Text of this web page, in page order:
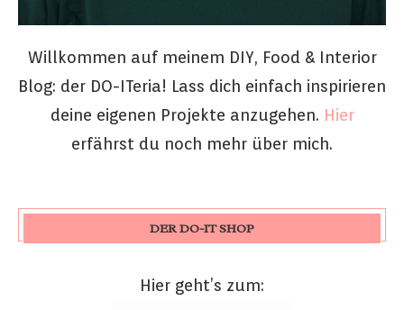
Willkommen auf meinem DIY, Food & Interior
Blog: der DO-ITeria! Lass dich einfach inspirieren
deine eigenen Projekte anzugehen. Hier
erfährst du noch mehr über mich.
DER DO-IT SHOP
Hier geht’s zum: